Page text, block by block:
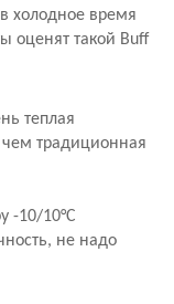
холодное время
оценят такой Buff
теплая
чем традиционная
-10/10°C
не надо